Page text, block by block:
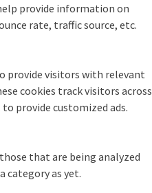
provide information on
rate, traffic source, etc.
provide visitors with relevant
cookies track visitors across
provide customized ads.
that are being analyzed
category as yet.